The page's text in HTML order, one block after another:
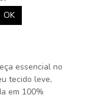
OK
essencial no
tecido leve,
em 100%